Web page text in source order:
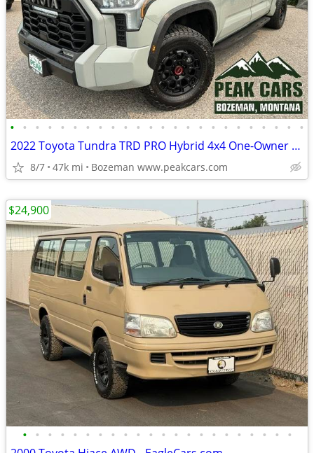
• • • • • • • • • • • • • • • • • • • • • • • •
2022 Toyota Tundra TRD PRO Hybrid 4x4 One-Owner Well Maintained
8/7 47k mi Bozeman www.peakcars.com
• • • • • • • • • • • • • • • • • • • • • •
$24,900